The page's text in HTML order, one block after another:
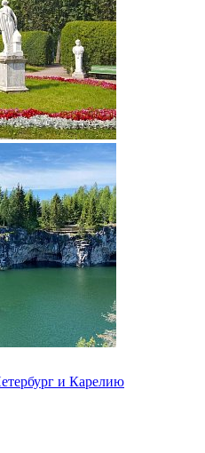
и Карелию